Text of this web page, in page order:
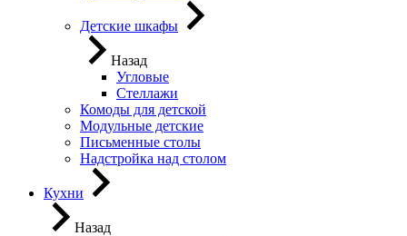
Детские шкафы
Назад
Угловые
Стеллажи
Комоды для детской
Модульные детские
Письменные столы
Надстройка над столом
Кухни
Назад